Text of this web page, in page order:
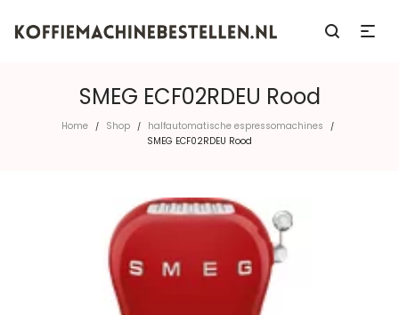
SMEG ECF02RDEU Rood
Home / Shop / halfautomatische espressomachines /
SMEG ECF02RDEU Rood